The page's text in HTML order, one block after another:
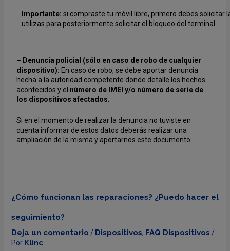
Importante: si compraste tu móvil libre, primero debes solicitar
utilizas para posteriormente solicitar el bloqueo del terminal.
– Denuncia policial (sólo en caso de robo de cualquier
dispositivo): En caso de robo, se debe aportar denuncia
hecha a la autoridad competente donde detalle los hechos
acontecidos y el número de IMEI y/o número de serie de
los dispositivos afectados
Si en el momento de realizar la denuncia no tuviste en
cuenta informar de estos datos deberás realizar una
ampliación de la misma y aportarnos este documento.
¿Cómo funcionan las reparaciones? ¿Puedo hacer el
seguimiento?
Deja un comentario / Dispositivos, FAQ Dispositivos /
Por Klinc